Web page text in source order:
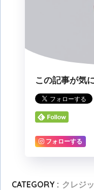
この記事が気
フォローする
CATEGORY : クレジ